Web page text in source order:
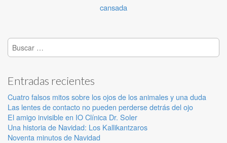
cansada
Buscar:
Entradas recientes
Cuatro falsos mitos sobre los ojos de los animales y una duda
Las lentes de contacto no pueden perderse detrás del ojo
El amigo invisible en IO Clínica Dr. Soler
Una historia de Navidad: Los Kallikantzaros
Noventa minutos de Navidad